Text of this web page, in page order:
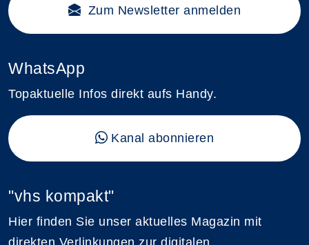
Zum Newsletter anmelden
WhatsApp
Topaktuelle Infos direkt aufs Handy.
Kanal abonnieren
"vhs kompakt"
Hier finden Sie unser aktuelles Magazin mit
direkten Verlinkungen zur digitalen